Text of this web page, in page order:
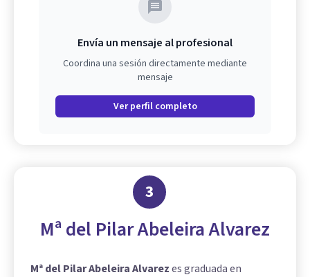
Envía un mensaje al profesional
Coordina una sesión directamente mediante
mensaje
Ver perfil completo
3
Mª del Pilar Abeleira Alvarez
Mª del Pilar Abeleira Alvarezes graduada en